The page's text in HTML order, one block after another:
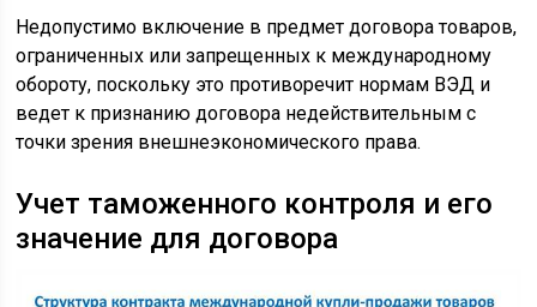
Недопустимо включение в предмет договора товаров,
ограниченных или запрещенных к международному
обороту, поскольку это противоречит нормам ВЭД и
ведет к признанию договора недействительным с
точки зрения внешнеэкономического права.
Учет таможенного контроля и его
значение для договора